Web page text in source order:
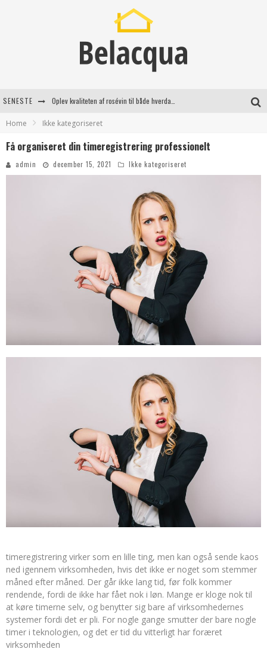
SENESTE
Find de bedste dame Vandresko til dit næste eventyr
Effektiv rydning af dødsbo i Gentofte
Home Ikke kategoriseret
Få organiseret din timeregistrering professionelt
admin december 15, 2021 Ikke kategoriseret
timeregistrering virker som en lille ting, men kan også sende kaos
ned igennem virksomheden, hvis det ikke er noget som stemmer
måned efter måned. Der går ikke lang tid, før folk kommer
rendende, fordi de ikke har fået nok i løn. Mange er kloge nok til
at køre timerne selv, og benytter sig bare af virksomhedernes
systemer fordi det er pli. For nogle gange smutter der bare nogle
timer i teknologien, og det er tid du vitterligt har foræret
virksomheden